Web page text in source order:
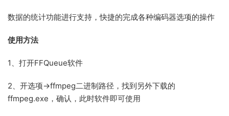
数据的统计功能进行支持，快捷的完成各种编码器选项的操作
使用方法
1、打开FFQueue软件
2、开选项->ffmpeg二进制路径，找到另外下载的
ffmpeg.exe，确认，此时软件即可使用